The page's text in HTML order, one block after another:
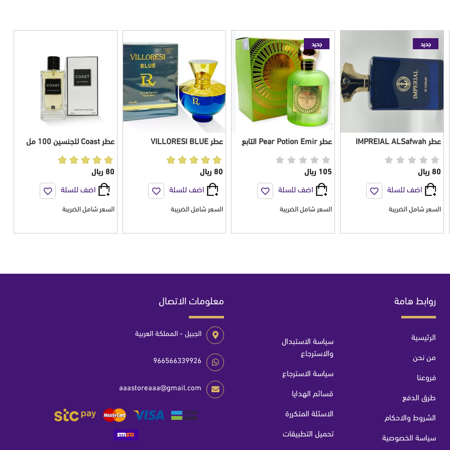
جديد
عطر IMPREIAL ALSafwah
80 ريال
اضف للسلة
السعر شامل الضريبة
جديد
عطر Pear Potion Emir التابع
100 مل
105 ريال
اضف للسلة
السعر شامل الضريبة
عطر VILLORESI BLUE
80 ريال
اضف للسلة
السعر شامل الضريبة
عطر Coast للجنسين 100 مل
80 ريال
اضف للسلة
السعر شامل الضريبة
روابط هامة
الرئيسية
من نحن
فروعنا
طرق الدفع
الشروط والاحكام
سياسة الخصوصية
سياسة الاستبدال
والاسترجاع
سياسة الاسترجاع
قسائم الهدايا
الاسئلة المتكررة
تحميل التطبيقات
معلومات الاتصال
الجبيل - المملكة العربية
966566339926
aaastoreaaa@gmail.com